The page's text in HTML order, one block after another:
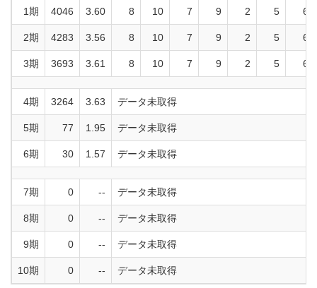
1期 4046 3.60 8 10 7 9 2 5 6
2期 4283 3.56 8 10 7 9 2 5 6
3期 3693 3.61 8 10 7 9 2 5 6
4期 3264 3.63 データ未取得
5期 77 1.95 データ未取得
6期 30 1.57 データ未取得
7期 0 -- データ未取得
8期 0 -- データ未取得
9期 0 -- データ未取得
10期 0 -- データ未取得